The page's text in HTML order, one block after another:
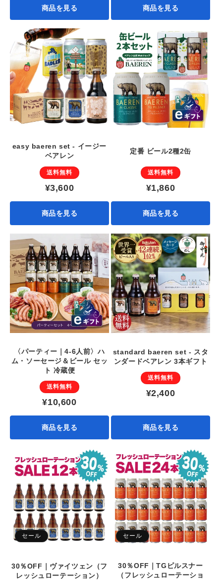
商品を見る 商品を見る
easy baeren set - イージー
ベアレン
送料無料
¥3,600
商品を見る
定番 ビール2種2缶
送料無料
¥1,860
商品を見る
〈パーティー｜4-6人前〉ハ
ム・ソーセージ＆ビール セッ
ト 冷蔵便
送料無料
¥10,600
商品を見る
standard baeren set - スタ
ンダードベアレン 3本ギフト
送料無料
¥2,400
商品を見る
セール
30％OFF｜ヴァイツェン（フ
レッシュローテーション）
セール
30％OFF｜TGピルスナー
（フレッシュローテーショ